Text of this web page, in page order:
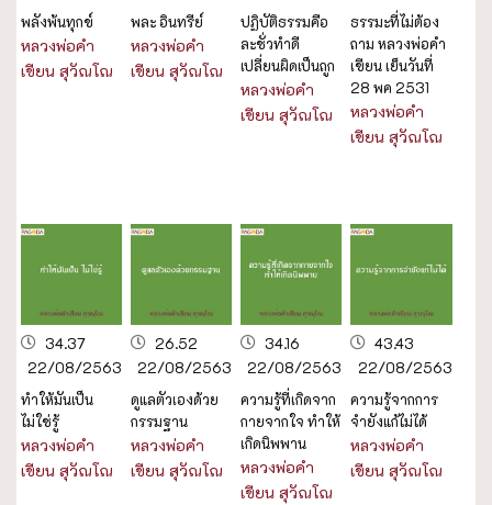
พลังพ้นทุกข์
หลวงพ่อคำ
เขียน สุวัณโณ
พละ อินทรีย์
หลวงพ่อคำ
เขียน สุวัณโณ
ปฏิบัติธรรมคือ
ละชั่วทำดี
เปลี่ยนผิดเป็นถูก
หลวงพ่อคำ
เขียน สุวัณโณ
ธรรมะที่ไม่ต้อง
ถาม หลวงพ่อคำ
เขียน เย็นวันที่
28 พค 2531
หลวงพ่อคำ
เขียน สุวัณโณ
34.37
22/08/2563
ทำให้มันเป็น
ไม่ใช่รู้
หลวงพ่อคำ
เขียน สุวัณโณ
26.52
22/08/2563
ดูแลตัวเองด้วย
กรรมฐาน
หลวงพ่อคำ
เขียน สุวัณโณ
34.16
22/08/2563
ความรู้ที่เกิดจาก
กายจากใจ ทำให้
เกิดนิพพาน
หลวงพ่อคำ
เขียน สุวัณโณ
43.43
22/08/2563
ความรู้จากการ
จำยังแก้ไม่ได้
หลวงพ่อคำ
เขียน สุวัณโณ